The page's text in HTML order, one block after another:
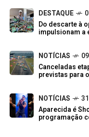
DESTAQUE
Do descarte à
impulsionam a
NOTÍCIAS
Canceladas
previstas para
NOTÍCIAS
Aparecida é
programação